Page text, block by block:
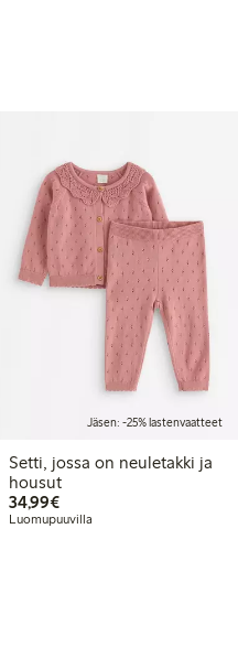
Jäsen: -25% lastenvaatteet
Setti, jossa on neuletakki ja
housut
34,99€34,99 €
Luomupuuvilla